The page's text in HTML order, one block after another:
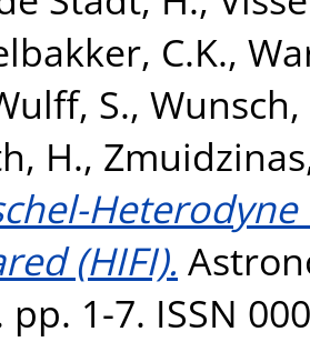
C.K.,
S., Wunsch,
H.,
(HIFI).
pp. 1-7. ISSN